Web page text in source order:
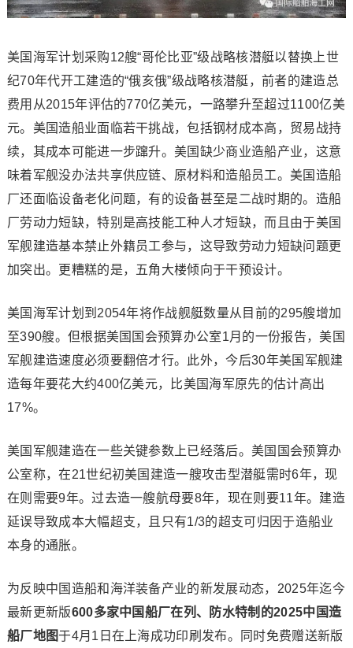
美国海军计划采购12艘“哥伦比亚”级战略核潜艇以替换上世
纪70年代开工建造的“俄亥俄”级战略核潜艇，前者的建造总
费用从2015年评估的770亿美元，一路攀升至超过1100亿美
元。美国造船业面临若干挑战，包括钢材成本高，贸易战持
续，其成本可能进一步蹿升。美国缺少商业造船产业，这意
味着军舰没办法共享供应链、原材料和造船员工。美国造船
厂还面临设备老化问题，有的设备甚至是二战时期的。造船
厂劳动力短缺，特别是高技能工种人才短缺，而且由于美国
军舰建造基本禁止外籍员工参与，这导致劳动力短缺问题更
加突出。更糟糕的是，五角大楼倾向于干预设计。
美国海军计划到2054年将作战舰艇数量从目前的295艘增加
至390艘。但根据美国国会预算办公室1月的一份报告，美国
军舰建造速度必须要翻倍才行。此外，今后30年美国军舰建
造每年要花大约400亿美元，比美国海军原先的估计高出
17%。
美国军舰建造在一些关键参数上已经落后。美国国会预算办
公室称，在21世纪初美国建造一艘攻击型潜艇需时6年，现
在则需要9年。过去造一艘航母要8年，现在则要11年。建造
延误导致成本大幅超支，且只有1/3的超支可归因于造船业
本身的通胀。
为反映中国造船和海洋装备产业的新发展动态，2025年迄今
最新更新版600多家中国船厂在列、防水特制的2025中国造
船厂地图于4月1日在上海成功印刷发布。同时免费赠送新版